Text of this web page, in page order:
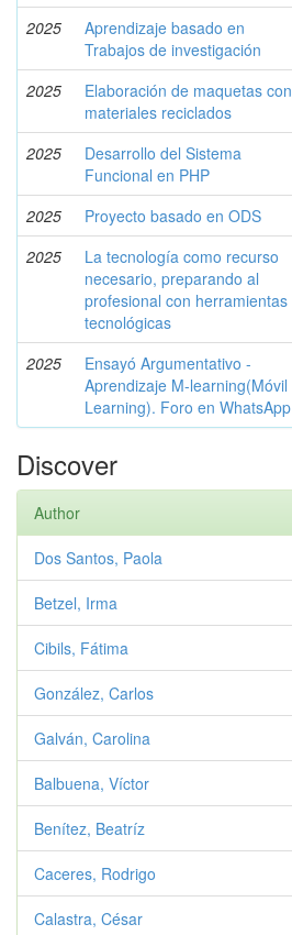
2025
Aprendizaje basado en
Trabajos de investigación
2025
Elaboración de maquetas con
materiales reciclados
2025
Desarrollo del Sistema
Funcional en PHP
2025 Proyecto basado en ODS
2025
La tecnología como recurso
necesario, preparando al
profesional con herramientas
tecnológicas
2025
Ensayó Argumentativo -
Aprendizaje M-learning(Móvil
Learning). Foro en WhatsApp
Discover
Author
Dos Santos, Paola
Betzel, Irma
Cibils, Fátima
González, Carlos
Galván, Carolina
Balbuena, Víctor
Benítez, Beatríz
Caceres, Rodrigo
Calastra, César